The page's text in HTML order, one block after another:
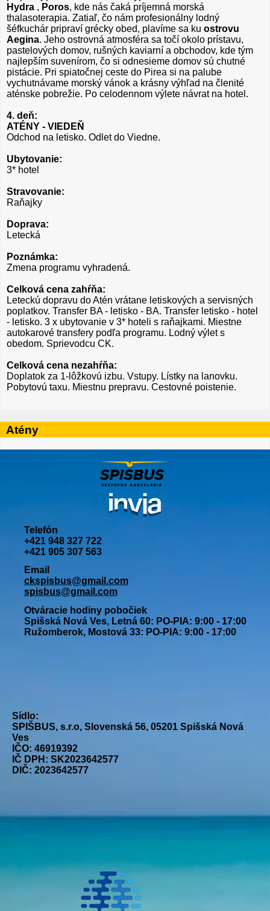
Hydra , Poros, kde nás čaká príjemná morská
thalasoterapia. Zatiaľ, čo nám profesionálny lodný
šéfkuchár pripraví grécky obed, plavíme sa kuostrovu
Aegina. Jeho ostrovná atmosféra sa točí okolo prístavu,
pastelových domov, rušných kaviarní a obchodov, kde tým
najlepším suvenírom, čo si odnesieme domov sú chutné
pistácie. Pri spiatočnej ceste do Pirea si na palube
vychutnávame morský vánok a krásny výhľad na členité
aténske pobrežie. Po celodennom výlete návrat na hotel.
4. deň:
ATÉNY - VIEDEŇ
Odchod na letisko. Odlet do Viedne.
Ubytovanie:
3* hotel
Stravovanie:
Raňajky
Doprava:
Letecká
Poznámka:
Zmena programu vyhradená.
Celková cena zahŕňa:
Leteckú dopravu do Atén vrátane letiskových a servisných
poplatkov. Transfer BA - letisko - BA. Transfer letisko - hotel
- letisko. 3 x ubytovanie v 3* hoteli s raňajkami. Miestne
autokarové transfery podľa programu. Lodný výlet s
obedom. Sprievodcu CK.
Celková cena nezahŕňa:
Doplatok za 1-lôžkovú izbu. Vstupy. Lístky na lanovku.
Pobytovú taxu. Miestnu prepravu. Cestovné poistenie.
Atény
Telefón
+421 948 327 722
+421 905 307 563
Email
ckspisbus@gmail.com
spisbus@gmail.com
Otváracie hodiny pobočiek
Spišská Nová Ves, Letná 60: PO-PIA: 9:00 - 17:00
Ružomberok, Mostová 33: PO-PIA: 9:00 - 17:00
Sídlo:
SPIŠBUS, s.r.o, Slovenská 56, 05201 Spišská Nová
Ves
IČO: 46919392
IČ DPH: SK2023642577
DIČ: 2023642577